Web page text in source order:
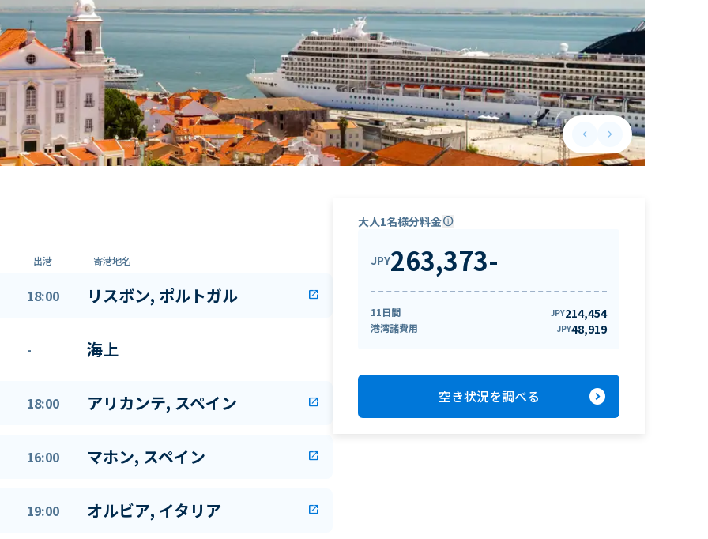
keyboard_arrow_leftPrevious slide
keyboard_arrow_rightNext slide
出港 寄港地名
18:00 リスボン, ポルトガル open_in_new
- 海上
18:00 アリカンテ, スペイン open_in_new
16:00 マホン, スペイン open_in_new
19:00 オルビア, イタリア open_in_new
大人1名様分料金info
JPY263,373-
11日間 JPY214,454
港湾諸費用 JPY48,919
空き状況を調べる expand_circle_right